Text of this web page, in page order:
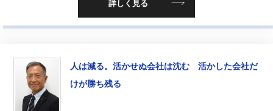
詳しく見る
人は減る。活かせぬ会社は沈む 活かした会社だ
けが勝ち残る